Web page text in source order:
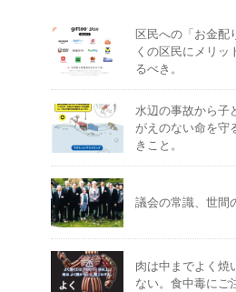
区民への「お金配
くの区民にメリッ
るべき。
水辺の事故から子
がえのない命を守
きこと。
議会の常識、世間
肉は中までよく焼
ない。食中毒にご